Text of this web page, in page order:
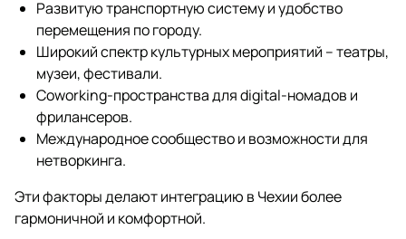
Развитую транспортную систему и удобство
перемещения по городу.
Широкий спектр культурных мероприятий – театры,
музеи, фестивали.
Coworking-пространства для digital‑номадов и
фрилансеров.
Международное сообщество и возможности для
нетворкинга.
Эти факторы делают интеграцию в Чехии более
гармоничной и комфортной.